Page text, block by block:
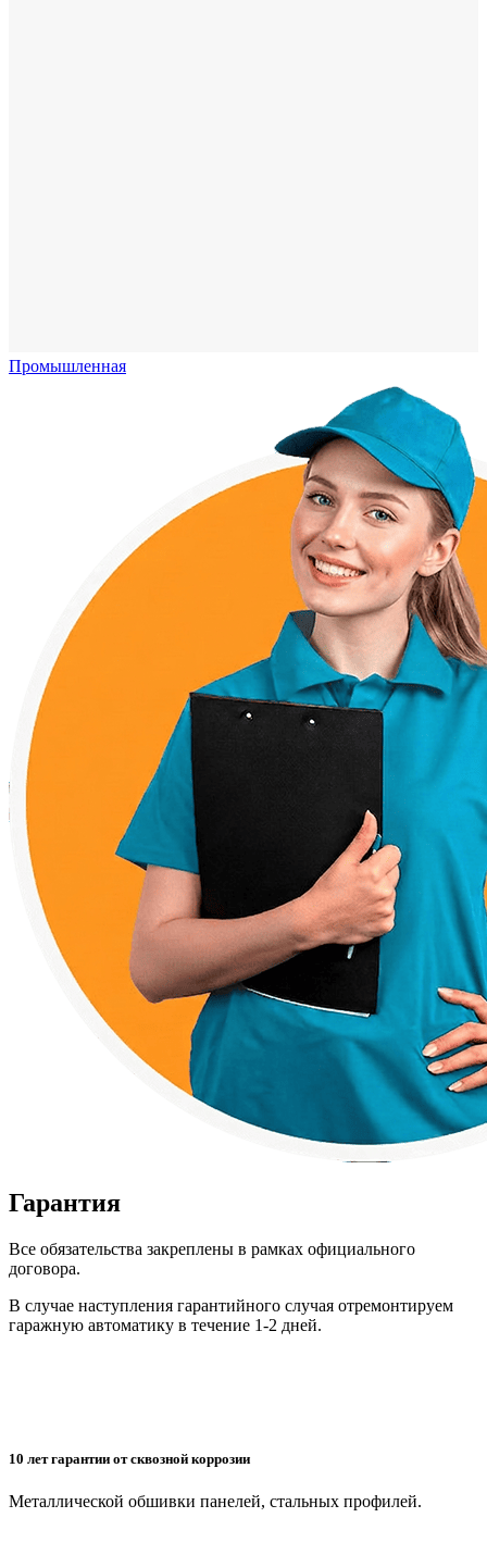
Промышленная
Гарантия
Все обязательства закреплены в рамках официального
договора.
В случае наступления гарантийного случая отремонтируем
гаражную автоматику в течение 1-2 дней.
10 лет гарантии от сквозной коррозии
Металлической обшивки панелей, стальных профилей.